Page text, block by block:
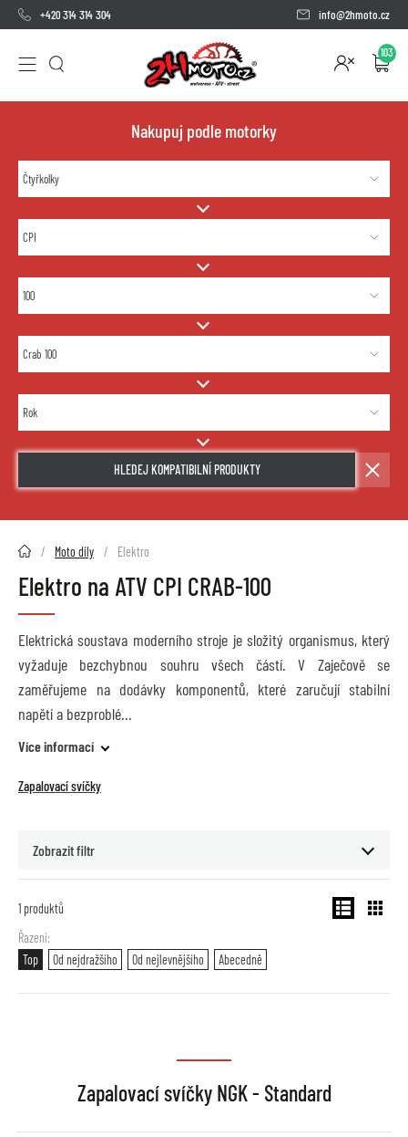
+420 314 314 304 info@2hmoto.cz
103
Nakupuj podle motorky
HLEDEJ KOMPATIBILNÍ PRODUKTY
2HMOTO.cz Moto díly Elektro
Elektro na ATV CPI CRAB-100
Elektrická soustava moderního stroje je složitý organismus, který
vyžaduje bezchybnou souhru všech částí. V Zaječově se
zaměřujeme na dodávky komponentů, které zaručují stabilní
napětí a bezproblé
Více informací
Zapalovací svíčky
Zobrazit filtr
1 produktů
Řazení
Top
Od nejdražšího Od nejlevnějšího Abecedně
Zapalovací svíčky NGK - Standard